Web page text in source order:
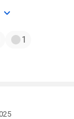
1